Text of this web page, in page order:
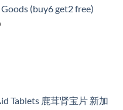
through
S$209.00
(buy6 get2 free)
Price
Tablets 鹿茸肾宝片 新加